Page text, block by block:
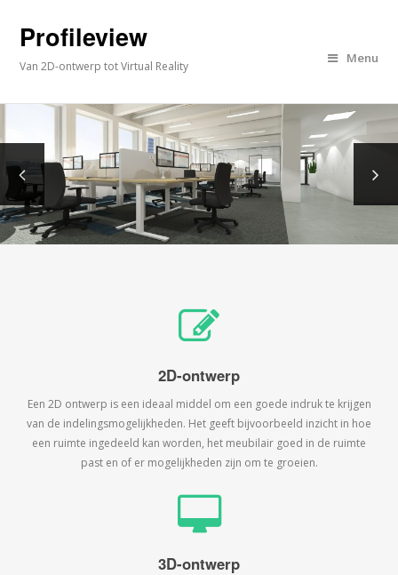
Profileview
Van 2D-ontwerp tot Virtual Reality
Menu
2D-ontwerp
Een 2D ontwerp is een ideaal middel om een goede indruk te krijgen
van de indelingsmogelijkheden. Het geeft bijvoorbeeld inzicht in hoe
een ruimte ingedeeld kan worden, het meubilair goed in de ruimte
past en of er mogelijkheden zijn om te groeien.
3D-ontwerp